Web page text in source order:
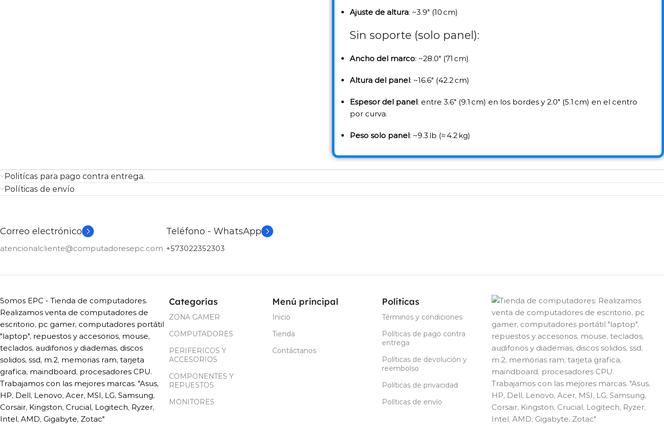
Ajuste de altura: ~3.9″ (10 cm)
Sin soporte (solo panel):
Ancho del marco: ~28.0″ (71 cm)
Altura del panel: ~16.6″ (42.2 cm)
Espesor del panel: entre 3.6″ (9.1 cm) en los bordes y 2.0″ (5.1 cm) en el centro
por curva.
Peso solo panel: ~9.3 lb (≈ 4.2 kg)
Politícas para pago contra entrega.
Políticas de envío
Correo electrónico
atencionalcliente@computadoresepc.com
Teléfono - WhatsApp
+573022352303
Somos EPC - Tienda de computadores.
Realizamos venta de computadores de
escritorio, pc gamer, computadores portátil
"laptop", repuestos y accesorios, mouse,
teclados, audifonos y diademas, discos
solidos, ssd, m.2, memorias ram, tarjeta
grafica, maindboard, procesadores CPU.
Trabajamos con las mejores marcas. "Asus,
HP, Dell, Lenovo, Acer, MSI, LG, Samsung,
Corsair, Kingston, Crucial, Logitech, Ryzer,
Intel, AMD, Gigabyte, Zotac"
Categorías
ZONA GAMER
COMPUTADORES
PERIFERICOS Y
ACCESORIOS
COMPONENTES Y
REPUESTOS
MONITORES
Menú principal
Inicio
Tienda
Contáctanos
Políticas
Términos y condiciones
Políticas de pago contra
entrega
Políticas de devolución y
reembolso
Políticas de privacidad
Políticas de envío